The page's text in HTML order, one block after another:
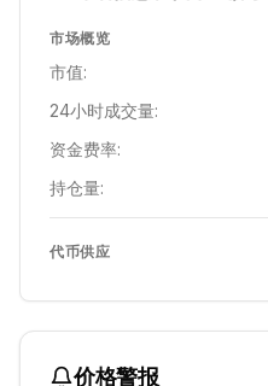
市场概览
市值:
24小时成交量:
资金费率:
持仓量:
代币供应
价格警报